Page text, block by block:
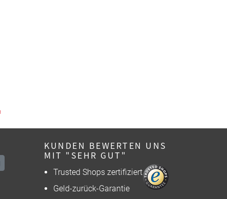
KUNDEN BEWERTEN UNS
MIT "SEHR GUT"
Trusted Shops zertifiziert
Geld-zurück-Garantie